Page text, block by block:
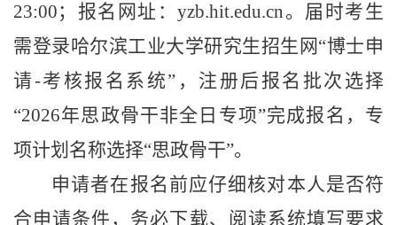
23:00；报名网址：yzb.hit.edu.cn。届时考生
需登录哈尔滨工业大学研究生招生网“博士申
请-考核报名系统”，注册后报名批次选择
“2026年思政骨干非全日专项”完成报名，专
项计划名称选择“思政骨干”。
申请者在报名前应仔细核对本人是否符
合申请条件，务必下载、阅读系统填写要求